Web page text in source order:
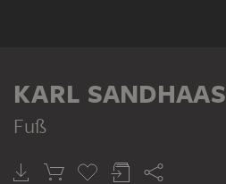
KARL SANDHAAS
Fuß